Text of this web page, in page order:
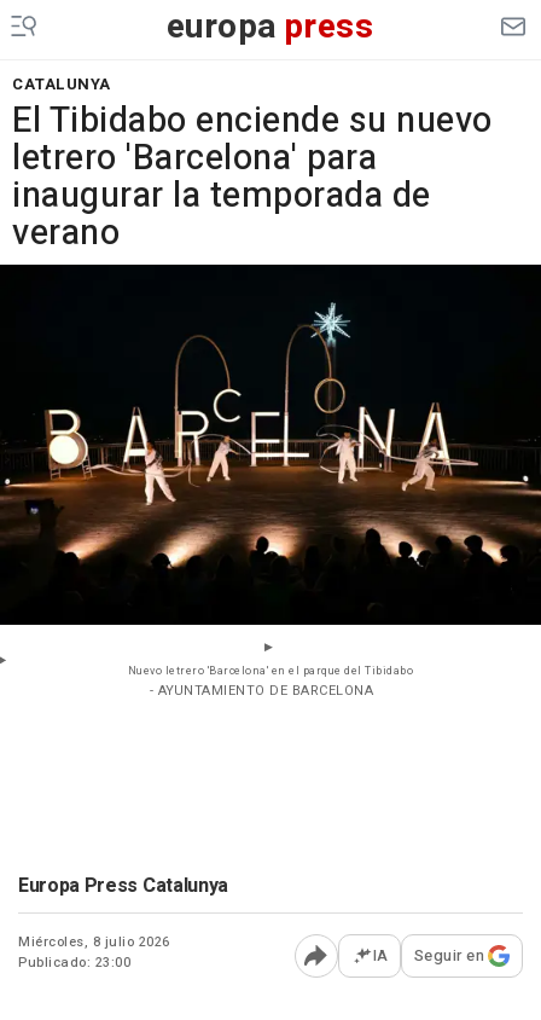
europa press
CATALUNYA
El Tibidabo enciende su nuevo
letrero 'Barcelona' para
inaugurar la temporada de
verano
Nuevo letrero 'Barcelona' en el parque del Tibidabo
- AYUNTAMIENTO DE BARCELONA
Europa Press Catalunya
Miércoles, 8 julio 2026
Publicado: 23:00
Abrir opciones para
IA Seguir en